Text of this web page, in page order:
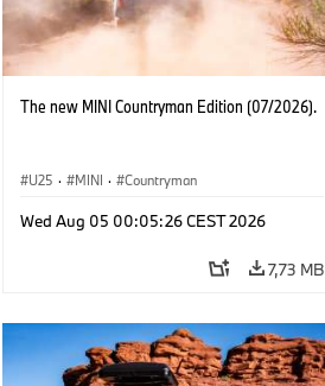
The new MINI Countryman Edition (07/2026).
U25 · MINI · Countryman
Wed Aug 05 00:05:26 CEST 2026
7,73 MB